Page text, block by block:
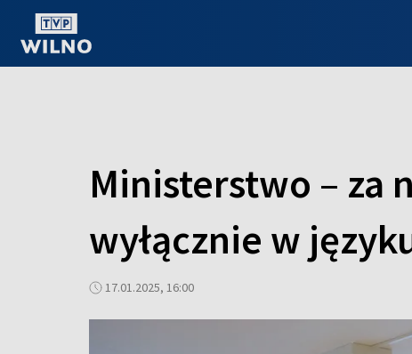
Ministerstwo – za
wyłącznie w
17.01.2025, 16:00